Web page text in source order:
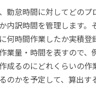
勤怠時間に対してどのプ
内訳時間を管理します。
何時間作業したか実積登
業量・時間を表すので、
成るのにどれくらいの作
のかを予定して、算出す